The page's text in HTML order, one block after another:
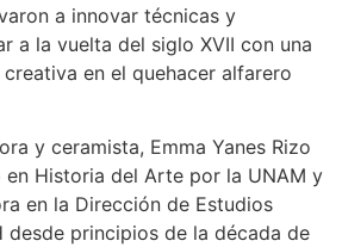
a innovar técnicas y
a la vuelta del siglo XVII con una
en el quehacer alfarero
y ceramista, Emma Yanes Rizo
Historia del Arte por la UNAM y
en la Dirección de Estudios
desde principios de la década de